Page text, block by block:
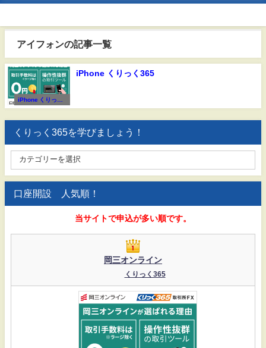
アイフォンの記事一覧
iPhone くりっく3
65
iPhone くりっく365
くりっく365を学びましょう！
口座開設 人気順！
当サイトで申込が多い順です。
岡三オンライン
くりっく365